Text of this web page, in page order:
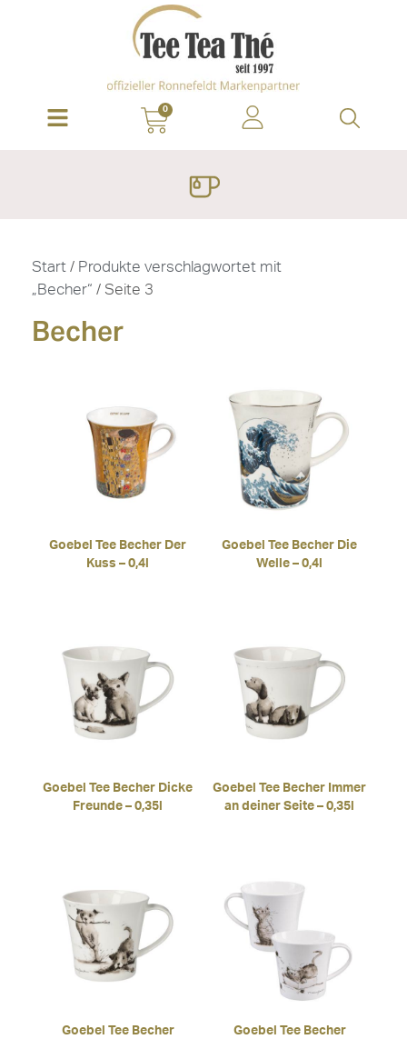
0
Start / Produkte verschlagwortet mit
„Becher“ / Seite 3
Becher
Goebel Tee Becher Der
Kuss – 0,4l
Goebel Tee Becher Die
Welle – 0,4l
Goebel Tee Becher Dicke
Freunde – 0,35l
Goebel Tee Becher Immer
an deiner Seite – 0,35l
Goebel Tee Becher
Goebel Tee Becher